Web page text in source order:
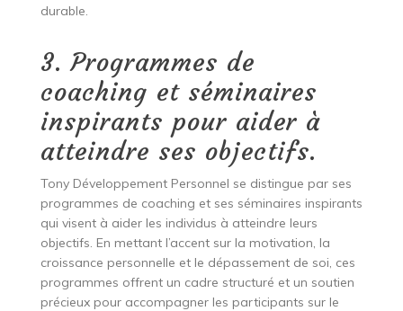
durable.
3. Programmes de
coaching et séminaires
inspirants pour aider à
atteindre ses objectifs.
Tony Développement Personnel se distingue par ses
programmes de coaching et ses séminaires inspirants
qui visent à aider les individus à atteindre leurs
objectifs. En mettant l’accent sur la motivation, la
croissance personnelle et le dépassement de soi, ces
programmes offrent un cadre structuré et un soutien
précieux pour accompagner les participants sur le